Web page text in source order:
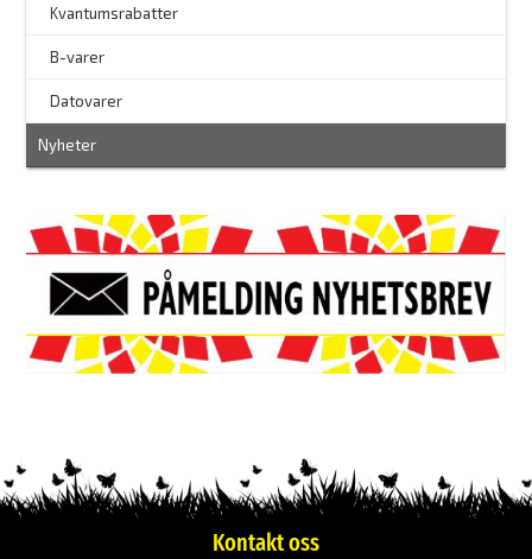
Kvantumsrabatter
B-varer
Datovarer
Nyheter
Kontakt oss